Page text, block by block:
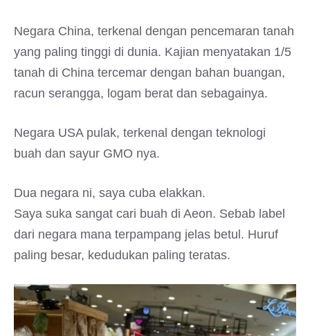
Negara China, terkenal dengan pencemaran tanah
yang paling tinggi di dunia. Kajian menyatakan 1/5
tanah di China tercemar dengan bahan buangan,
racun serangga, logam berat dan sebagainya.
Negara USA pulak, terkenal dengan teknologi
buah dan sayur GMO nya.
Dua negara ni, saya cuba elakkan.
Saya suka sangat cari buah di Aeon. Sebab label
dari negara mana terpampang jelas betul. Huruf
paling besar, kedudukan paling teratas.